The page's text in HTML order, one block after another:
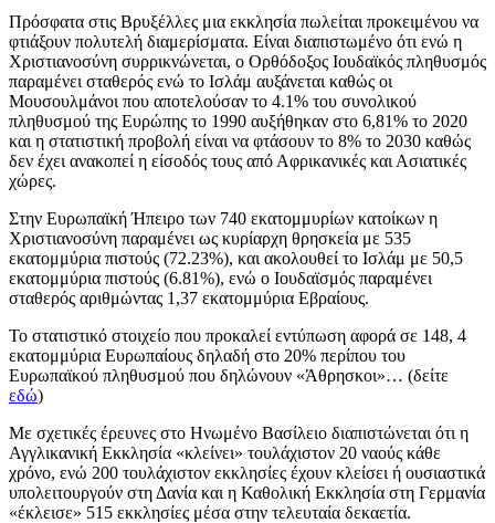
Πρόσφατα στις Βρυξέλλες μια εκκλησία πωλείται προκειμένου να
φτιάξουν πολυτελή διαμερίσματα. Είναι διαπιστωμένο ότι ενώ η
Χριστιανοσύνη συρρικνώνεται, ο Ορθόδοξος Ιουδαϊκός πληθυσμός
παραμένει σταθερός ενώ το Ισλάμ αυξάνεται καθώς οι
Μουσουλμάνοι που αποτελούσαν το 4.1% του συνολικού
πληθυσμού της Ευρώπης το 1990 αυξήθηκαν στο 6,81% το 2020
και η στατιστική προβολή είναι να φτάσουν το 8% το 2030 καθώς
δεν έχει ανακοπεί η είσοδός τους από Αφρικανικές και Ασιατικές
χώρες.
Στην Ευρωπαϊκή Ήπειρο των 740 εκατομμυρίων κατοίκων η
Χριστιανοσύνη παραμένει ως κυρίαρχη θρησκεία με 535
εκατομμύρια πιστούς (72.23%), και ακολουθεί το Ισλάμ με 50,5
εκατομμύρια πιστούς (6.81%), ενώ ο Ιουδαϊσμός παραμένει
σταθερός αριθμώντας 1,37 εκατομμύρια Εβραίους.
Το στατιστικό στοιχείο που προκαλεί εντύπωση αφορά σε 148, 4
εκατομμύρια Ευρωπαίους δηλαδή στο 20% περίπου του
Ευρωπαϊκού πληθυσμού που δηλώνουν «Άθρησκοι»… (δείτε
εδώ)
Με σχετικές έρευνες στο Ηνωμένο Βασίλειο διαπιστώνεται ότι η
Αγγλικανική Εκκλησία «κλείνει» τουλάχιστον 20 ναούς κάθε
χρόνο, ενώ 200 τουλάχιστον εκκλησίες έχουν κλείσει ή ουσιαστικά
υπολειτουργούν στη Δανία και η Καθολική Εκκλησία στη Γερμανία
«έκλεισε» 515 εκκλησίες μέσα στην τελευταία δεκαετία.